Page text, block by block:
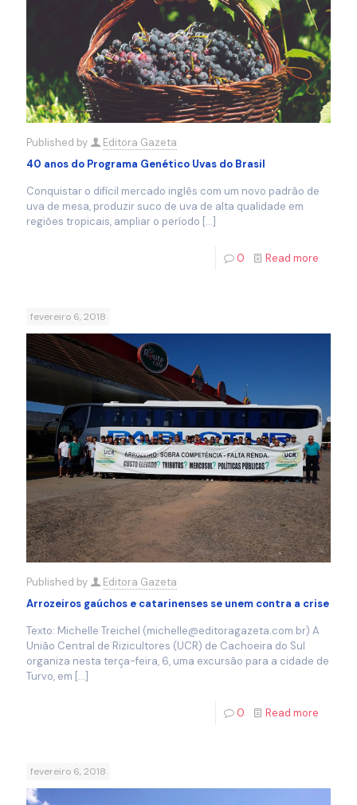
Published by
Editora Gazeta
40 anos do Programa Genético Uvas do Brasil
Conquistar o difícil mercado inglês com um novo padrão de
uva de mesa, produzir suco de uva de alta qualidade em
regiões tropicais, ampliar o período […]
0 Read more
fevereiro 6, 2018
Published by
Editora Gazeta
Arrozeiros gaúchos e catarinenses se unem contra a crise
Texto: Michelle Treichel (michelle@editoragazeta.com.br) A
União Central de Rizicultores (UCR) de Cachoeira do Sul
organiza nesta terça-feira, 6, uma excursão para a cidade de
Turvo, em […]
0 Read more
fevereiro 6, 2018